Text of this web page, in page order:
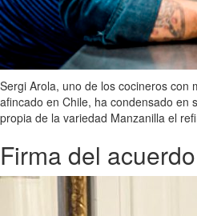
Sergi Arola, uno de los cocineros con
afincado en Chile, ha condensado en
propia de la variedad Manzanilla el
Firma del